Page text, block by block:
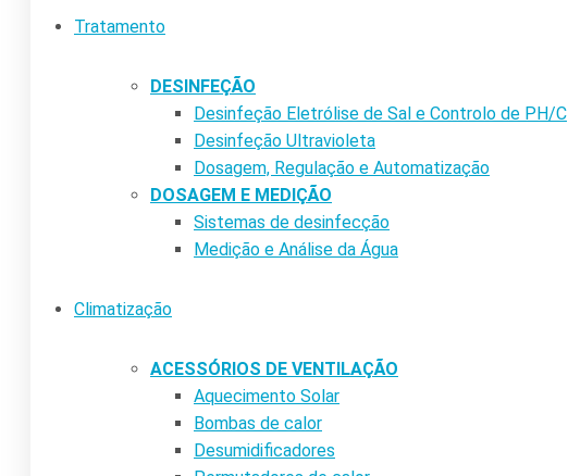
Tratamento
DESINFEÇÃO
Desinfeção Eletrólise de Sal e Controlo de PH/C
Desinfeção Ultravioleta
Dosagem, Regulação e Automatização
DOSAGEM E MEDIÇÃO
Sistemas de desinfecção
Medição e Análise da Água
Climatização
ACESSÓRIOS DE VENTILAÇÃO
Aquecimento Solar
Bombas de calor
Desumidificadores